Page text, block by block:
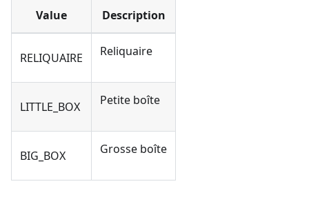
Value Description
RELIQUAIRE Reliquaire
LITTLE_BOX Petite boîte
BIG_BOX Grosse boîte